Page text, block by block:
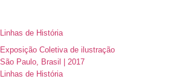
Linhas de História
Exposição Coletiva de ilustração
São Paulo, Brasil | 2017
Linhas de História